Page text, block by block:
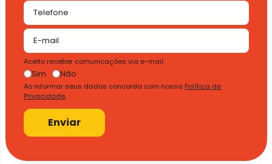
Aceito receber comunicações via e-mail:
Sim Não
Ao informar seus dados concorda com nossa Política de
Privacidade.
Enviar